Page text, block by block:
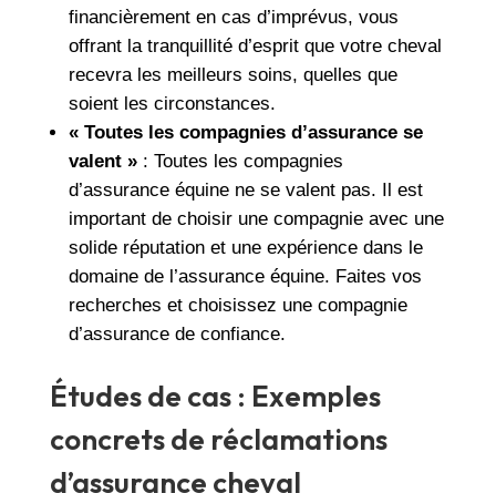
financièrement en cas d’imprévus, vous
offrant la tranquillité d’esprit que votre cheval
recevra les meilleurs soins, quelles que
soient les circonstances.
« Toutes les compagnies d’assurance se
valent »: Toutes les compagnies
d’assurance équine ne se valent pas. Il est
important de choisir une compagnie avec une
solide réputation et une expérience dans le
domaine de l’assurance équine. Faites vos
recherches et choisissez une compagnie
d’assurance de confiance.
Études de cas : Exemples
concrets de réclamations
d’assurance cheval